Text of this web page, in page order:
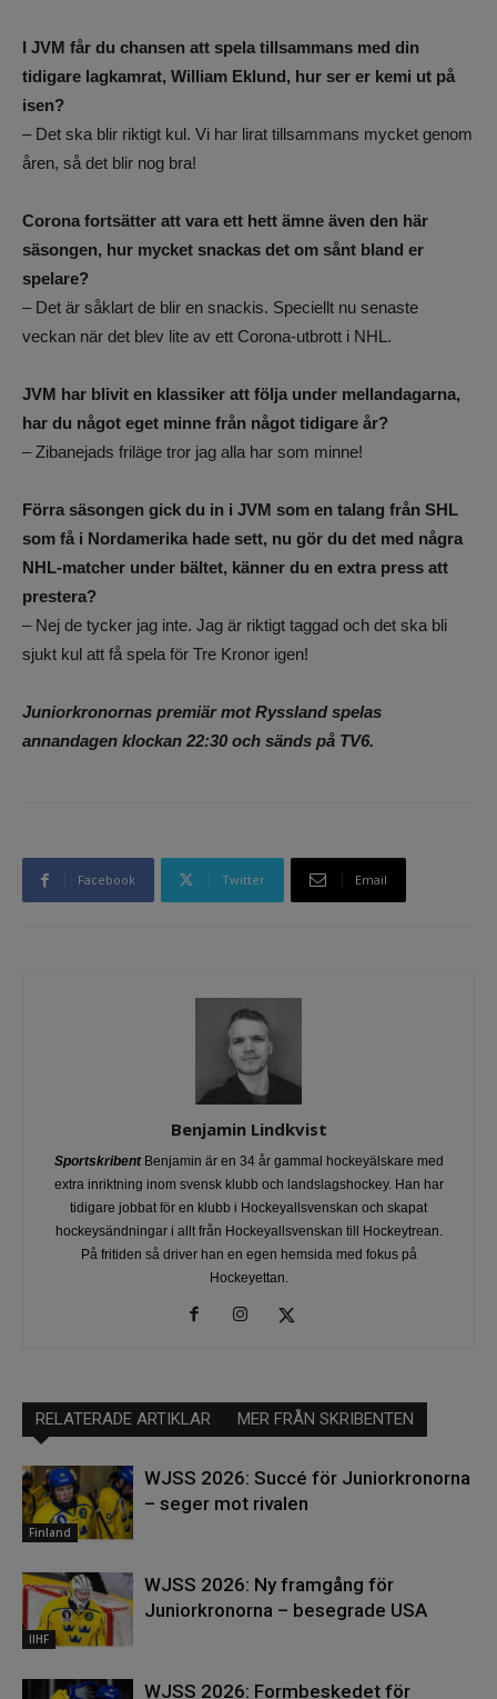
I JVM får du chansen att spela tillsammans med din
tidigare lagkamrat, William Eklund, hur ser er kemi ut på
isen?
– Det ska blir riktigt kul. Vi har lirat tillsammans mycket genom
åren, så det blir nog bra!
Corona fortsätter att vara ett hett ämne även den här
säsongen, hur mycket snackas det om sånt bland er
spelare?
– Det är såklart de blir en snackis. Speciellt nu senaste
veckan när det blev lite av ett Corona-utbrott i NHL.
JVM har blivit en klassiker att följa under mellandagarna,
har du något eget minne från något tidigare år?
– Zibanejads friläge tror jag alla har som minne!
Förra säsongen gick du in i JVM som en talang från SHL
som få i Nordamerika hade sett, nu gör du det med några
NHL-matcher under bältet, känner du en extra press att
prestera?
– Nej de tycker jag inte. Jag är riktigt taggad och det ska bli
sjukt kul att få spela för Tre Kronor igen!
Juniorkronornas premiär mot Ryssland spelas
annandagen klockan 22:30 och sänds på TV6.
Facebook Twitter Email
Benjamin Lindkvist
SportskribentBenjamin är en 34 år gammal hockeyälskare med
extra inriktning inom svensk klubb och landslagshockey. Han har
tidigare jobbat för en klubb i Hockeyallsvenskan och skapat
hockeysändningar i allt från Hockeyallsvenskan till Hockeytrean.
På fritiden så driver han en egen hemsida med fokus på
Hockeyettan.
RELATERADE ARTIKLAR MER FRÅN SKRIBENTEN
Finland
WJSS 2026: Succé för Juniorkronorna
– seger mot rivalen
IIHF
WJSS 2026: Ny framgång för
Juniorkronorna – besegrade USA
WJSS 2026: Formbeskedet för